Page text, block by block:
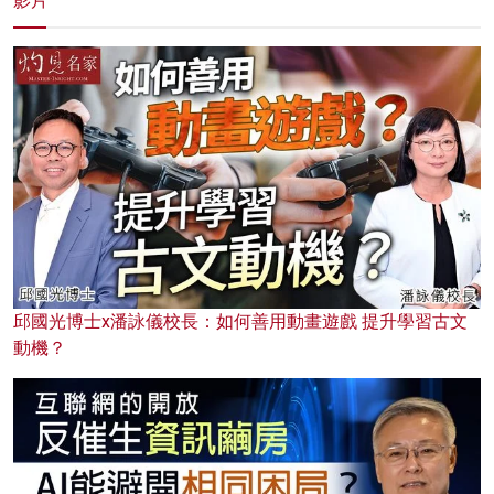
邱國光博士x潘詠儀校長：如何善用動畫遊戲 提升學習古文
動機？